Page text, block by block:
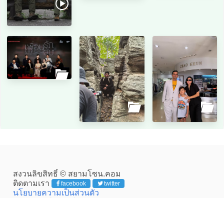
สงวนลิขสิทธิ์ © สยามโซน.คอม
ติดตามเรา
facebook twitter
นโยบายความเป็นส่วนตัว